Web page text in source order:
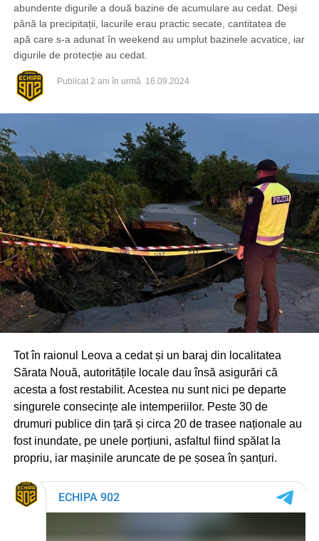
abundente digurile a două bazine de acumulare au cedat. Deși
până la precipitații, lacurile erau practic secate, cantitatea de
apă care s-a adunat în weekend au umplut bazinele acvatice, iar
digurile de protecție au cedat.
Publicat 2 ani în urmă 16.09.2024
Tot în raionul Leova a cedat și un baraj din localitatea
Sărata Nouă, autoritățile locale dau însă asigurări că
acesta a fost restabilit. Acestea nu sunt nici pe departe
singurele consecințe ale intemperiilor. Peste 30 de
drumuri publice din țară și circa 20 de trasee naționale au
fost inundate, pe unele porțiuni, asfaltul fiind spălat la
propriu, iar mașinile aruncate de pe șosea în șanțuri.